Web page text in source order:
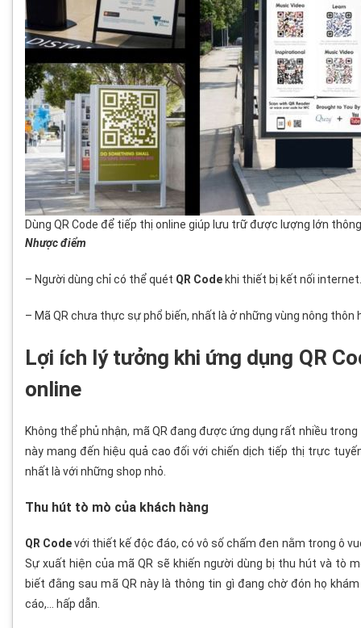
Dùng QR Code để tiếp thị online giúp lưu trữ được lượng lớn
Nhược điểm
– Người dùng chỉ có thể quét QR Code khi thiết bị kết nối internet.
– Mã QR chưa thực sự phổ biến, nhất là ở những vùng nông thôn
Lợi ích lý tưởng khi ứng dụng QR
online
Không thể phủ nhận, mã QR đang được ứng dụng rất nhiều
này mang đến hiệu quả cao đối với chiến dịch tiếp thị trực
nhất là với những shop nhỏ.
Thu hút tò mò của khách hàng
QR Codevới thiết kế độc đáo, có vô số chấm đen nằm trong ô
Sự xuất hiện của mã QR sẽ khiến người dùng bị thu hút và tò
biết đằng sau mã QR này là thông tin gì đang chờ đón họ
cáo,… hấp dẫn.